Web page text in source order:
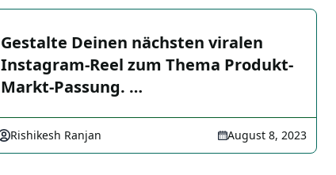
Gestalte Deinen nächsten viralen
Instagram-Reel zum Thema Produkt-
Markt-Passung. …
Rishikesh Ranjan August 8, 2023